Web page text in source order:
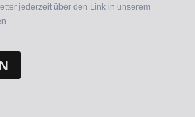
jederzeit über den Link in unserem